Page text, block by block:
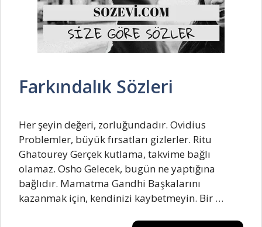
Farkındalık Sözleri
Her şeyin değeri, zorluğundadır. Ovidius
Problemler, büyük fırsatları gizlerler. Ritu
Ghatourey Gerçek kutlama, takvime bağlı
olamaz. Osho Gelecek, bugün ne yaptığına
bağlıdır. Mamatma Gandhi Başkalarını
kazanmak için, kendinizi kaybetmeyin. Bir …